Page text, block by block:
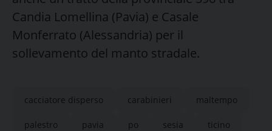
Candia Lomellina (Pavia) e Casale
Monferrato (Alessandria) per il
sollevamento del manto stradale.
cacciatore disperso carabinieri maltempo
palestro pavia po sesia ticino